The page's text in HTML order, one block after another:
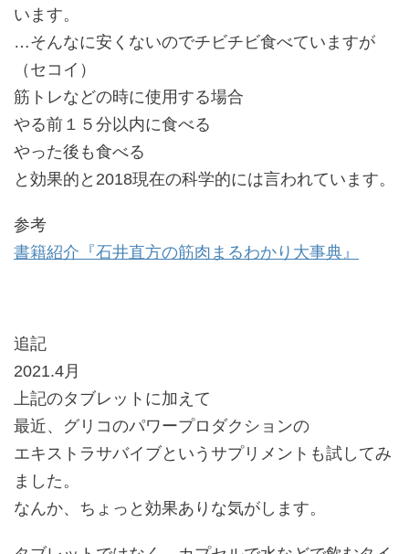
います。
…そんなに安くないのでチビチビ食べていますが
（セコイ）
筋トレなどの時に使用する場合
やる前１５分以内に食べる
やった後も食べる
と効果的と2018現在の科学的には言われています。
参考
書籍紹介『石井直方の筋肉まるわかり大事典』
追記
2021.4月
上記のタブレットに加えて
最近、グリコのパワープロダクションの
エキストラサバイブというサプリメントも試してみ
ました。
なんか、ちょっと効果ありな気がします。